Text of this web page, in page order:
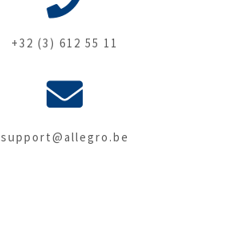
+32 (3) 612 55 11
support@allegro.be